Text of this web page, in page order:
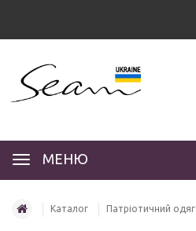
МЕНЮ
Каталог Патріотичний одяг